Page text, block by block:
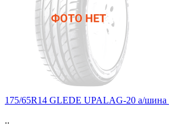
175/65R14 GLEDE UPALAG-20 а/шина
..